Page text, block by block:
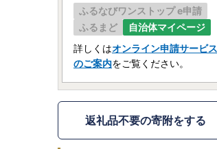
ふるなびワンストップ e申請
ふるまど
自治体マイページ
詳しくはオンライン申請サービス
のご案内をご覧ください。
返礼品不要の寄附をする